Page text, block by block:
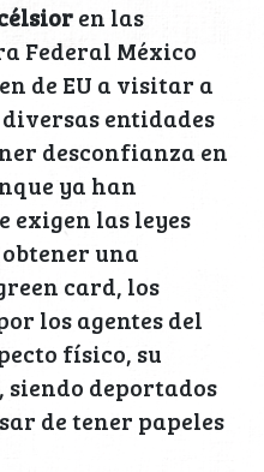
en las
Federal México
de EU a visitar a
diversas entidades
desconfianza en
ya han
exigen las leyes
una
card, los
los agentes del
físico, su
siendo deportados
de tener papeles